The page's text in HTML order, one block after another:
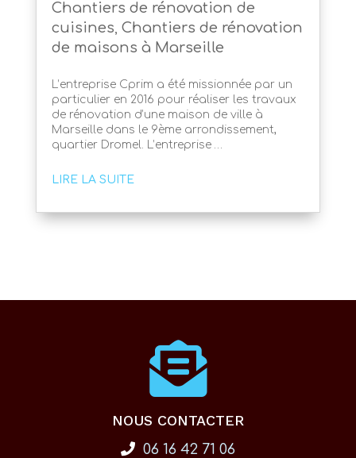
Chantiers de rénovation de
cuisines Chantiers de rénovation
de maisons à Marseille
L’entreprise Cprim a été missionnée par un
particulier en 2016 pour réaliser les travaux
de rénovation d’une maison de ville à
Marseille dans le 9ème arrondissement,
quartier Dromel. L’entreprise …
LIRE LA SUITE
NOUS CONTACTER
06 16 42 71 06